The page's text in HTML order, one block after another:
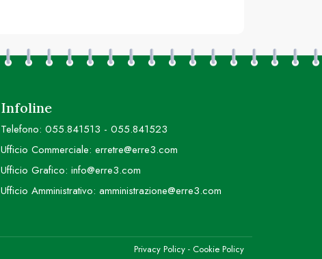
Infoline
Telefono: 055.841513 - 055.841523
Ufficio Commerciale: erretre@erre3.com
Ufficio Grafico: info@erre3.com
Ufficio Amministrativo: amministrazione@erre3.com
Privacy Policy - Cookie Policy